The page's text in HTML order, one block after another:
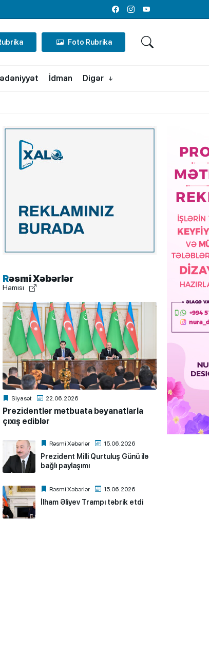
FacebookInstagramYoutube
Foto Rubrika
İdman Digər
Rəsmi Xəbərlər
Hamısı
Siyasət 22.06.2026
Prezidentlər mətbuata bəyanatlarla
çıxış ediblər
Rəsmi Xəbərlər 15.06.2026
Prezident Milli Qurtuluş Günü ilə
bağlı paylaşımı
Rəsmi Xəbərlər 15.06.2026
İlham Əliyev Trampı təbrik etdi